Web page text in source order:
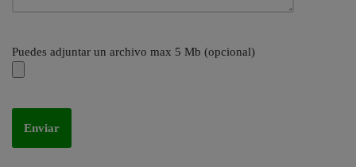
Puedes adjuntar un archivo max 5 Mb (opcional)